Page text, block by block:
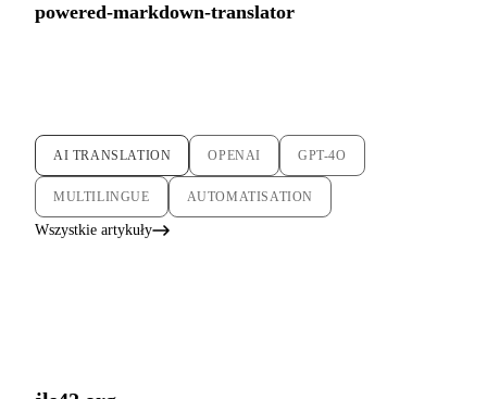
powered-markdown-translator
AI TRANSLATION OPENAI GPT-4O
MULTILINGUE AUTOMATISATION
Wszystkie artykuły